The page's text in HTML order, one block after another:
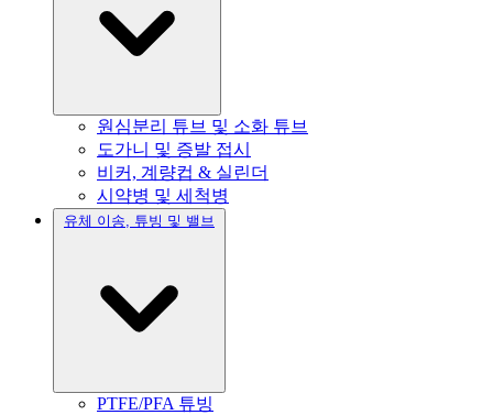
원심분리 튜브 및 소화 튜브
도가니 및 증발 접시
비커, 계량컵 & 실린더
시약병 및 세척병
유체 이송, 튜빙 및 밸브
PTFE/PFA 튜빙